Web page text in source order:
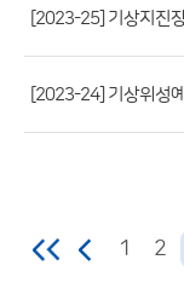
[2023-25] 기상지진
[2023-24] 기상위성
1 2